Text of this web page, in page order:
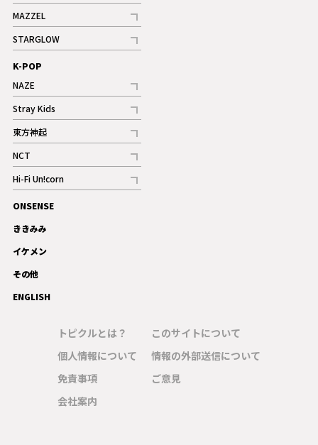
記事
ギャラリー
MAZZEL
記事
ギャラリー
STARGLOW
記事
K-POP
NAZE
記事
Stray Kids
記事
東方神起
記事
NCT
記事
Hi-Fi Un!corn
記事
ギャラリー
ONSENSE
ききみみ
イケメン
その他
ENGLISH
トピクルとは？
個人情報について
免責事項
会社案内
このサイトについて
情報の外部送信について
ご意見